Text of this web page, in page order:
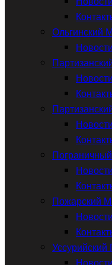
Ольгинский
Пожарский
Уссурийский